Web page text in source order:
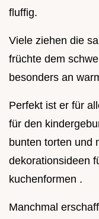
fluffig.
Viele ziehen die
früchte dem
besonders an
Perfekt ist er für
für den
bunten torten und
dekorationsideen
kuchenformen .
Manchmal